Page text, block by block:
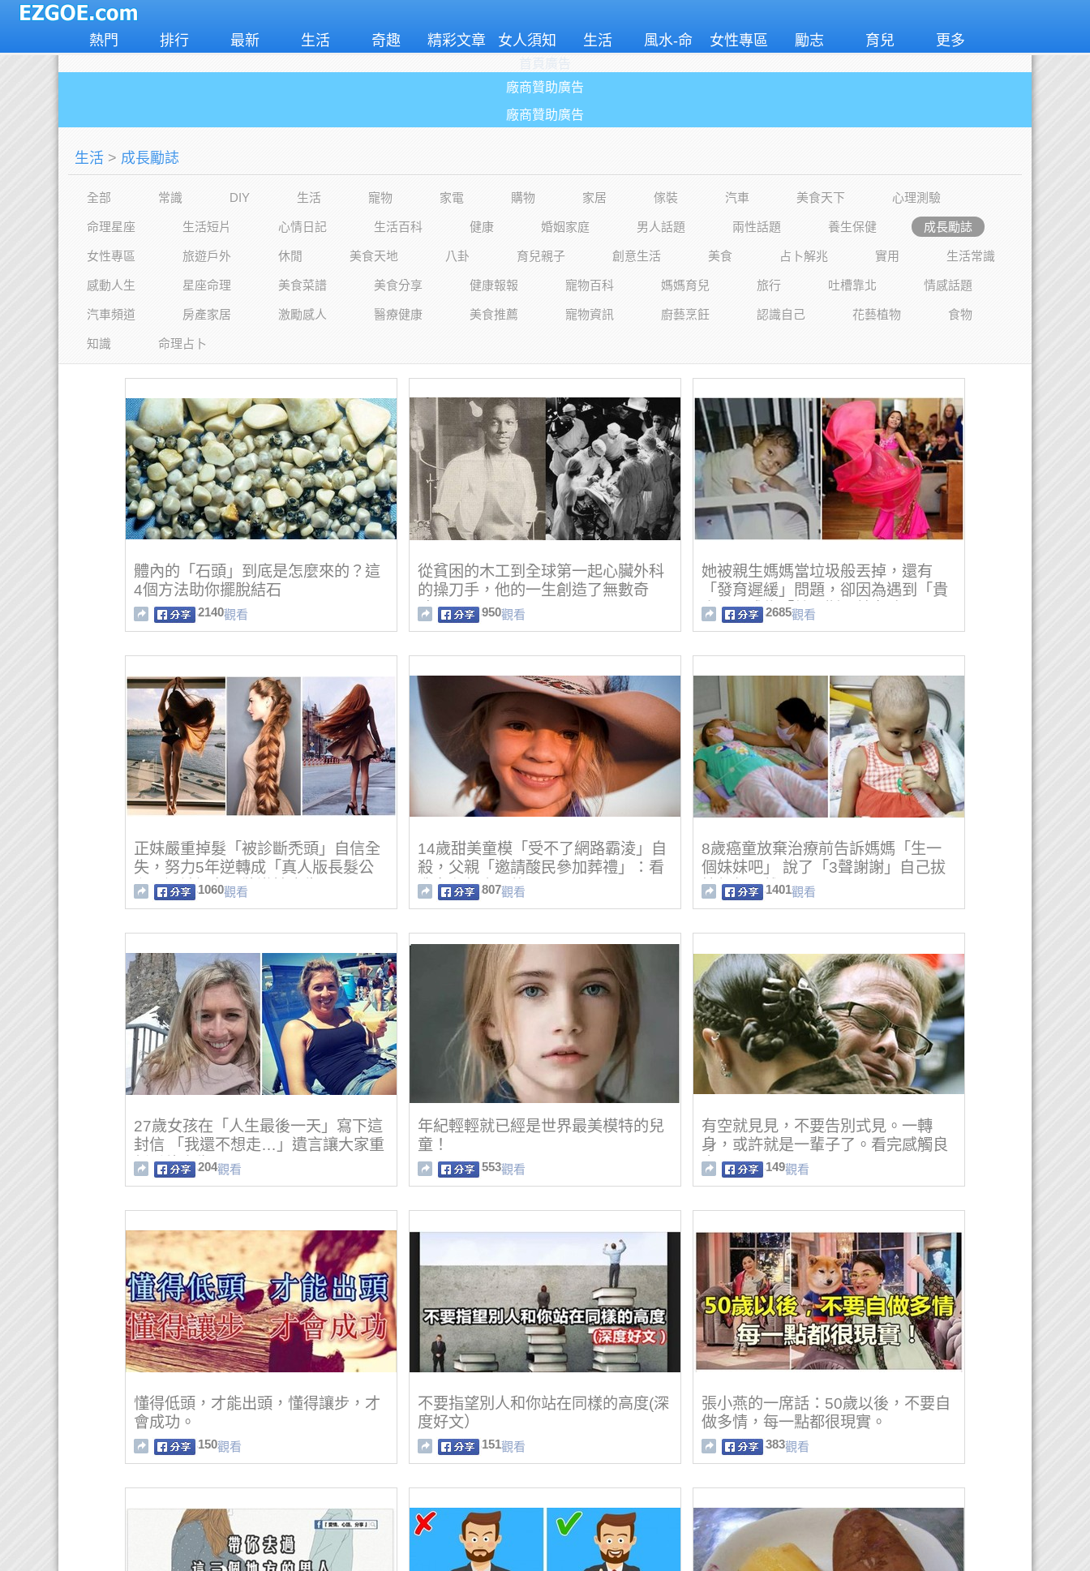
熱門 排行 最新 生活 奇趣 精彩文章 女人須知 生活
風水-命
理
女性專區 勵志 育兒 更多
廠商贊助廣告
廠商贊助廣告
生活 > 成長勵誌
全部 常識 DIY 生活 寵物 家電 購物 家居 傢裝 汽車 美食天下 心理測驗
命理星座 生活短片 心情日記 生活百科 健康 婚姻家庭 男人話題 兩性話題 養生保健 成長勵誌
女性專區 旅遊戶外 休閒 美食天地 八卦 育兒親子 創意生活 美食 占卜解兆 實用 生活常識
感動人生 星座命理 美食菜譜 美食分享 健康報報 寵物百科 媽媽育兒 旅行 吐槽靠北 情感話題
汽車頻道 房產家居 激勵感人 醫療健康 美食推薦 寵物資訊 廚藝烹飪 認識自己 花藝植物 食物
知識 命理占卜
體內的「石頭」到底是怎麼來的？這
4個方法助你擺脫結石
2140觀看
從貧困的木工到全球第一起心臟外科
的操刀手，他的一生創造了無數奇
蹟！
950觀看
她被親生媽媽當垃圾般丟掉，還有
「發育遲緩」問題，卻因為遇到「貴
人」，成為「俄羅斯最美女孩」！
2685觀看
正妹嚴重掉髮「被診斷禿頭」自信全
失，努力5年逆轉成「真人版長髮公
主」還被知名品牌邀拍廣告！
1060觀看
14歲甜美童模「受不了網路霸淩」自
殺，父親「邀請酸民參加葬禮」：看
我女兒怎麼死的！
807觀看
8歲癌童放棄治療前告訴媽媽「生一
個妹妹吧」 說了「3聲謝謝」自己拔
掉氧氣罩離開了⋯
1401觀看
27歲女孩在「人生最後一天」寫下這
封信 「我還不想走…」遺言讓大家重
新看待人生
204觀看
年紀輕輕就已經是世界最美模特的兒
童！
553觀看
有空就見見，不要告別式見。一轉
身，或許就是一輩子了。看完感觸良
多。
149觀看
懂得低頭，才能出頭，懂得讓步，才
會成功。
150觀看
不要指望別人和你站在同樣的高度(深
度好文）
151觀看
張小燕的一席話：50歲以後，不要自
做多情，每一點都很現實。
383觀看